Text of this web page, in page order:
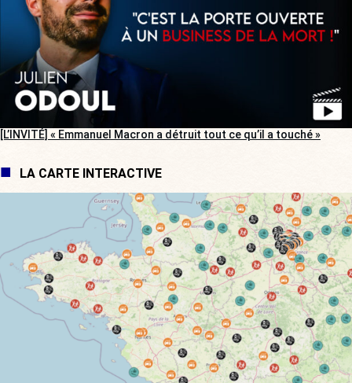
[L’INVITÉ] « Emmanuel Macron a détruit tout ce qu’il a touché »
LA CARTE INTERACTIVE